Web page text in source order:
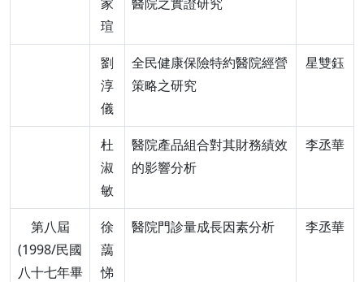
瑄
劉
淳
儀
全民健康保險特約醫院經營
策略之研究
星雙鈺
杜
淑
敏
醫院產品組合對其財務績效
的影響分析
李丞華
第八屆
(1998/民國
八十七年畢
徐
藹
悌
醫院門診量成長因素分析 李丞華